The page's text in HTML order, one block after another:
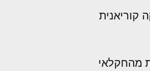
קוריאנית
מהחקלאי